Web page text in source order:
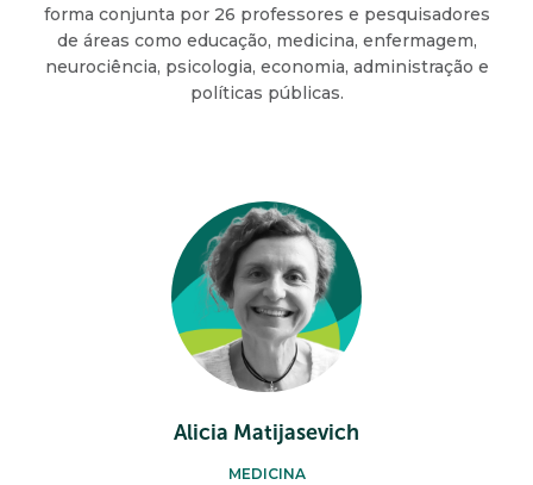
forma conjunta por 26 professores e pesquisadores
de áreas como educação, medicina, enfermagem,
neurociência, psicologia, economia, administração e
políticas públicas.
Alicia Matijasevich
MEDICINA